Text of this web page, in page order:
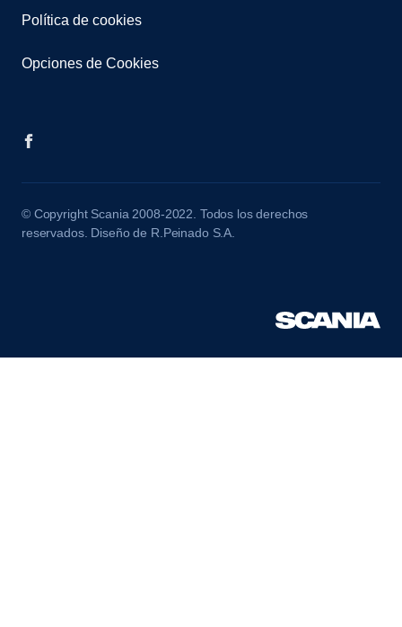
Política de cookies
Opciones de Cookies
© Copyright Scania 2008-2022. Todos los derechos
reservados. Diseño de R.Peinado S.A.